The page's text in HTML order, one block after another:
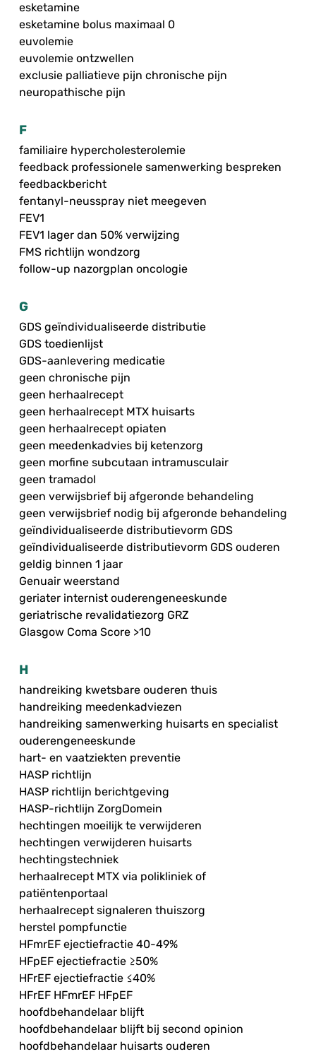
esketamine
esketamine bolus maximaal 0
euvolemie
euvolemie ontzwellen
exclusie palliatieve pijn chronische pijn
neuropathische pijn
F
familiaire hypercholesterolemie
feedback professionele samenwerking bespreken
feedbackbericht
fentanyl-neusspray niet meegeven
FEV1
FEV1 lager dan 50% verwijzing
FMS richtlijn wondzorg
follow-up nazorgplan oncologie
G
GDS geïndividualiseerde distributie
GDS toedienlijst
GDS-aanlevering medicatie
geen chronische pijn
geen herhaalrecept
geen herhaalrecept MTX huisarts
geen herhaalrecept opiaten
geen meedenkadvies bij ketenzorg
geen morfine subcutaan intramusculair
geen tramadol
geen verwijsbrief bij afgeronde behandeling
geen verwijsbrief nodig bij afgeronde behandeling
geïndividualiseerde distributievorm GDS
geïndividualiseerde distributievorm GDS ouderen
geldig binnen 1 jaar
Genuair weerstand
geriater internist ouderengeneeskunde
geriatrische revalidatiezorg GRZ
Glasgow Coma Score >10
H
handreiking kwetsbare ouderen thuis
handreiking meedenkadviezen
handreiking samenwerking huisarts en specialist
ouderengeneeskunde
hart- en vaatziekten preventie
HASP richtlijn
HASP richtlijn berichtgeving
HASP-richtlijn ZorgDomein
hechtingen moeilijk te verwijderen
hechtingen verwijderen huisarts
hechtingstechniek
herhaalrecept MTX via polikliniek of
patiëntenportaal
herhaalrecept signaleren thuiszorg
herstel pompfunctie
HFmrEF ejectiefractie 40-49%
HFpEF ejectiefractie ≥50%
HFrEF ejectiefractie ≤40%
HFrEF HFmrEF HFpEF
hoofdbehandelaar blijft
hoofdbehandelaar blijft bij second opinion
hoofdbehandelaar huisarts ouderen